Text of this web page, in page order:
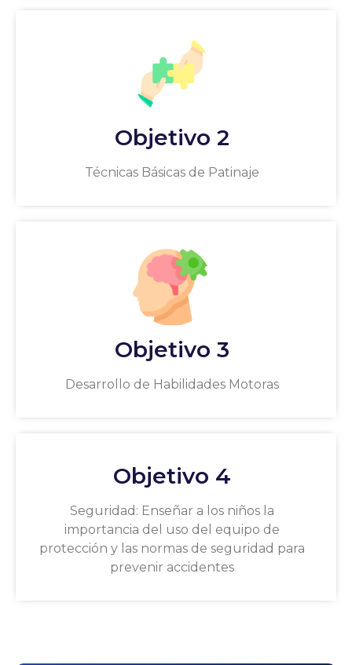
Objetivo 2
Técnicas Básicas de Patinaje
Objetivo 3
Desarrollo de Habilidades Motoras
Objetivo 4
Seguridad: Enseñar a los niños la
importancia del uso del equipo de
protección y las normas de seguridad para
prevenir accidentes